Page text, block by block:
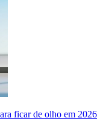
ficar de olho em 2026